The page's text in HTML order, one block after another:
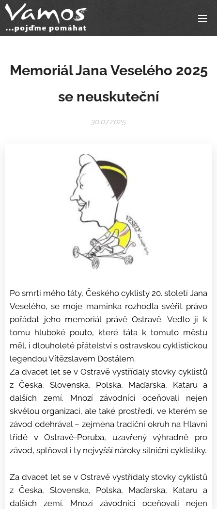
Memoriál Jana Veselého 2025
se neuskuteční
30.07.2025
Po smrti mého táty, Českého cyklisty 20. století Jana
Veselého, se moje maminka rozhodla svěřit právo
pořádat jeho memoriál právě Ostravě. Vedlo ji k
tomu hluboké pouto, které táta k tomuto městu
měl, i dlouholeté přátelství s ostravskou cyklistickou
legendou Vítězslavem Dostálem.
Za dvacet let se v Ostravě vystřídaly stovky cyklistů
z Česka, Slovenska, Polska, Maďarska, Kataru a
dalších zemí. Mnozí závodníci oceňovali nejen
skvělou organizaci, ale také prostředí, ve kterém se
závod odehrával – zejména tradiční okruh na Hlavní
třídě v Ostravě-Poruba, uzavřený výhradně pro
závod, splňoval i ty nejvyšší nároky silniční cyklistiky.
Za dvacet let se v Ostravě vystřídaly stovky cyklistů
z Česka, Slovenska, Polska, Maďarska, Kataru a
dalších zemí. Mnozí závodníci oceňovali nejen